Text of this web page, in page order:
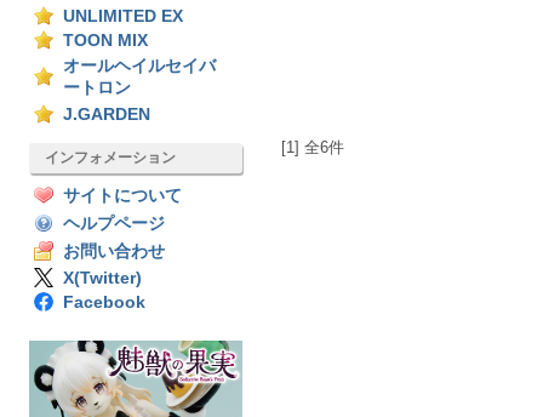
UNLIMITED EX
TOON MIX
オールヘイルセイバ
ートロン
J.GARDEN
インフォメーション
サイトについて
ヘルプページ
お問い合わせ
X(Twitter)
Facebook
[1] 全6件